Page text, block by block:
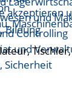
Bildung
und
Controlling
und
Sicherheit
akzeptieren